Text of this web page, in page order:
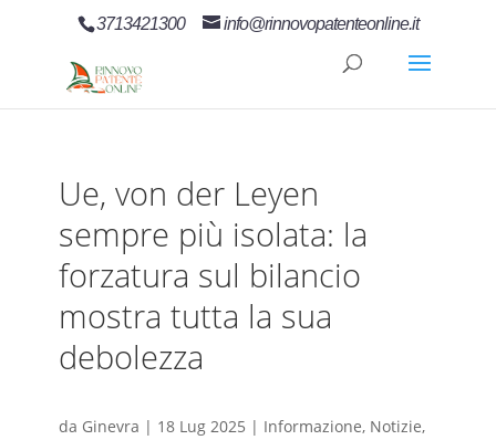
3713421300 info@rinnovopatenteonline.it
Ue, von der Leyen
sempre più isolata: la
forzatura sul bilancio
mostra tutta la sua
debolezza
da Ginevra | 18 Lug 2025 | Informazione, Notizie,